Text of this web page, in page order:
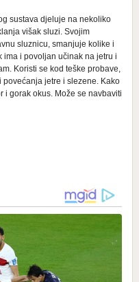
sustava djeluje na nekoliko
višak sluzi. Svojim
sluznicu, smanjuje kolike i
ima i povoljan učinak na jetru i
Koristi se kod teške probave,
jetre i slezene. Kako
i gorak okus. Može se navbaviti